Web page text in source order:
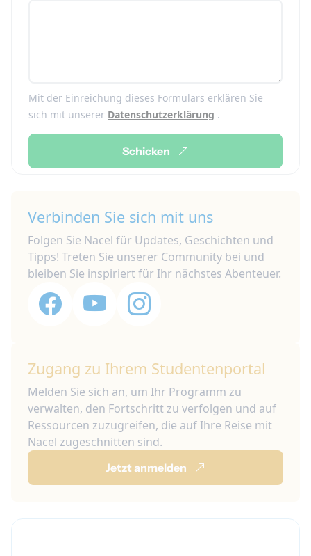
Mit der Einreichung dieses Formulars erklären Sie
sich mit unserer Datenschutzerklärung .
Schicken
Verbinden Sie sich mit uns
Folgen Sie Nacel für Updates, Geschichten und
Tipps! Treten Sie unserer Community bei und
bleiben Sie inspiriert für Ihr nächstes Abenteuer.
Zugang zu Ihrem Studentenportal
Melden Sie sich an, um Ihr Programm zu
verwalten, den Fortschritt zu verfolgen und auf
Ressourcen zuzugreifen, die auf Ihre Reise mit
Nacel zugeschnitten sind.
Jetzt anmelden